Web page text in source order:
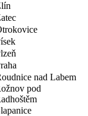
nad Labem
pod